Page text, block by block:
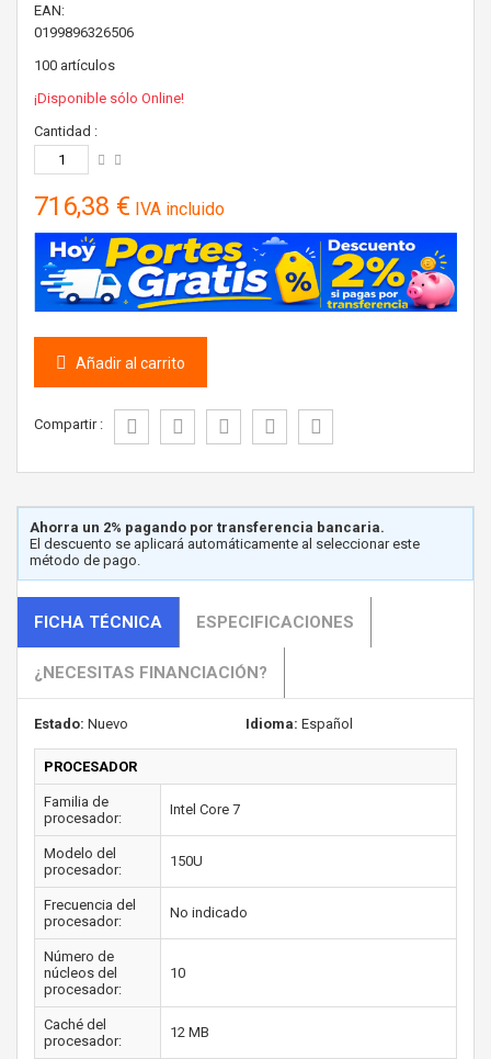
EAN:
0199896326506
100 artículos
¡Disponible sólo Online!
Cantidad :
716,38 € IVA incluido
Añadir al carrito
Compartir :
Ahorra un 2% pagando por transferencia bancaria.
El descuento se aplicará automáticamente al seleccionar este
método de pago.
FICHA TÉCNICA ESPECIFICACIONES
¿NECESITAS FINANCIACIÓN?
Estado: Nuevo Idioma: Español
PROCESADOR
Familia de
procesador:
Intel Core 7
Modelo del
procesador:
150U
Frecuencia del
procesador:
No indicado
Número de
núcleos del
procesador:
10
Caché del
procesador:
12 MB